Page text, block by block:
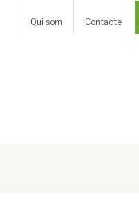
Qui som Contacte